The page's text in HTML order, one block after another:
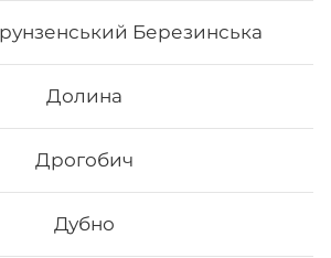
Березинська
Долина
Дрогобич
Дубно